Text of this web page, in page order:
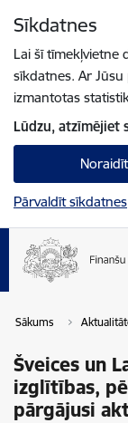
Sīkdatnes
Lai šī tīmekļvietne
sīkdatnes. Ar
izmantotas
Lūdzu, atzīmējiet
Noraidīt
Pārvaldīt sīkdatnes
Sākums
Šveices un
izglītības,
pārgājusi